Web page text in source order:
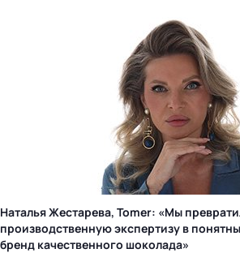
Наталья Жестарева, Tomer: «Мы
производственную экспертизу в
бренд качественного шоколада»